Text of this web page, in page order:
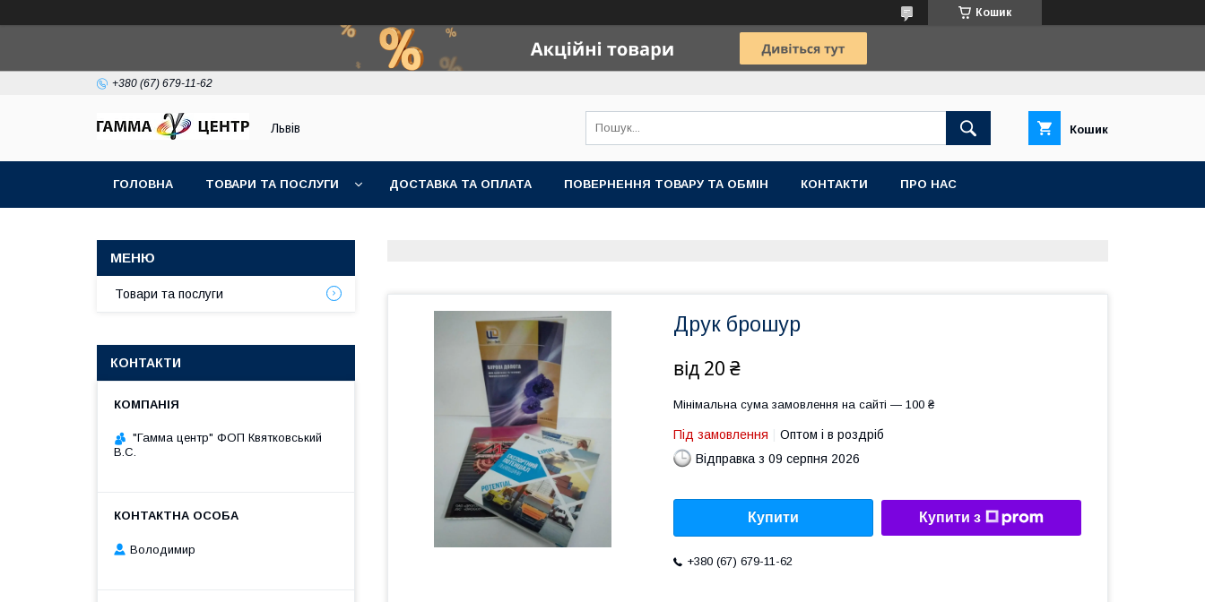
Кошик
+380 (67) 679-11-62
Львів Кошик
ГОЛОВНА ТОВАРИ ТА ПОСЛУГИ ДОСТАВКА ТА ОПЛАТА ПОВЕРНЕННЯ ТОВАРУ ТА ОБМІН КОНТАКТИ ПРО НАС
Друк брошур
від 20 ₴
Мінімальна сума замовлення на сайті — 100 ₴
Під замовлення
Оптом і в роздріб
Відправка з 09 серпня 2026
Купити Купити з
+380 (67) 679-11-62
Товари та послуги
КОНТАКТИ
"Гамма центр" ФОП Квятковський
В.С.
Володимир